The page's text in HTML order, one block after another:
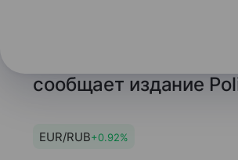
В Евросоюзе
сообщает издание
EUR/RUB+0.92%